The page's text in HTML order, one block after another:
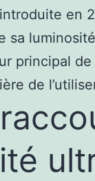
en
sa
principal
de